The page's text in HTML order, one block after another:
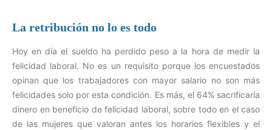
La retribución no lo es todo
Hoy en día el sueldo ha perdido peso a la hora de medir la
felicidad laboral. No es un requisito porque los encuestados
opinan que los trabajadores con mayor salario no son más
felicidades solo por esta condición. Es más, el 64% sacrificaría
dinero en beneficio de felicidad laboral, sobre todo en el caso
de las mujeres que valoran antes los horarios flexibles y el